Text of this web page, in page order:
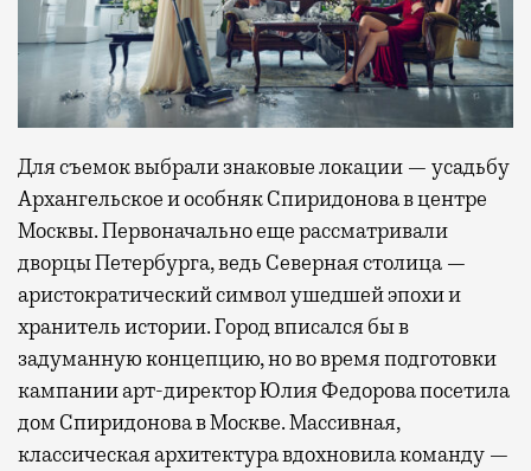
Для съемок выбрали знаковые локации — усадьбу
Архангельское и особняк Спиридонова в центре
Москвы. Первоначально еще рассматривали
дворцы Петербурга, ведь Северная столица —
аристократический символ ушедшей эпохи и
хранитель истории. Город вписался бы в
задуманную концепцию, но во время подготовки
кампании арт-директор Юлия Федорова посетила
дом Спиридонова в Москве. Массивная,
классическая архитектура вдохновила команду —